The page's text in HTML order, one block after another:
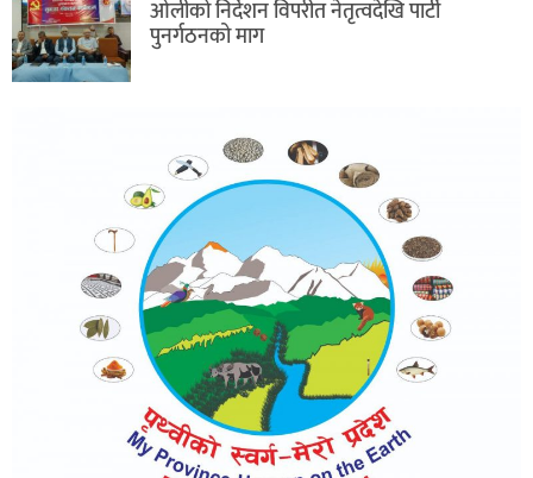
ओलीको निर्देशन विपरीत नेतृत्वदेखि पार्टी
पुनर्गठनको माग